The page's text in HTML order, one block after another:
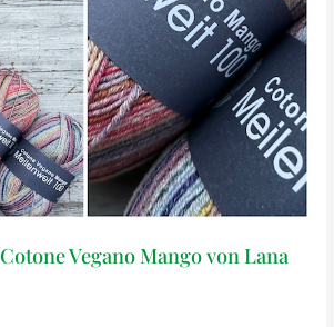
Vegano Mango von Lana